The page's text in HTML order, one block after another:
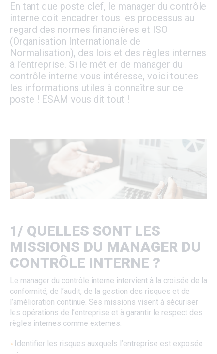
En tant que poste clef, le manager du contrôle
interne doit encadrer tous les processus au
regard des normes financières et ISO
(Organisation Internationale de
Normalisation), des lois et des règles internes
à l’entreprise. Si le métier de manager du
contrôle interne vous intéresse, voici toutes
les informations utiles à connaître sur ce
poste ! ESAM vous dit tout !
1/ QUELLES SONT LES
MISSIONS DU MANAGER DU
CONTRÔLE INTERNE ?
Le manager du contrôle interne intervient à la croisée de la
conformité, de l’audit, de la gestion des risques et de
l’amélioration continue. Ses missions visent à sécuriser
les opérations de l’entreprise et à garantir le respect des
règles internes comme externes.
Identifier les risques auxquels l’entreprise est exposée